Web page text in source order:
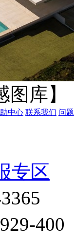
图库】
中心 联系我们 问
专区
400